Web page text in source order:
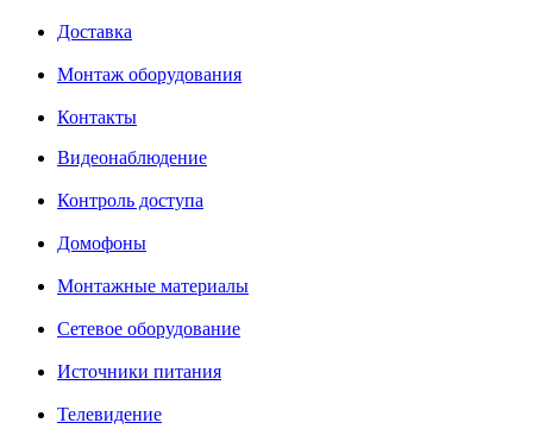
Доставка
Монтаж оборудования
Контакты
Видеонаблюдение
Контроль доступа
Домофоны
Монтажные материалы
Сетевое оборудование
Источники питания
Телевидение